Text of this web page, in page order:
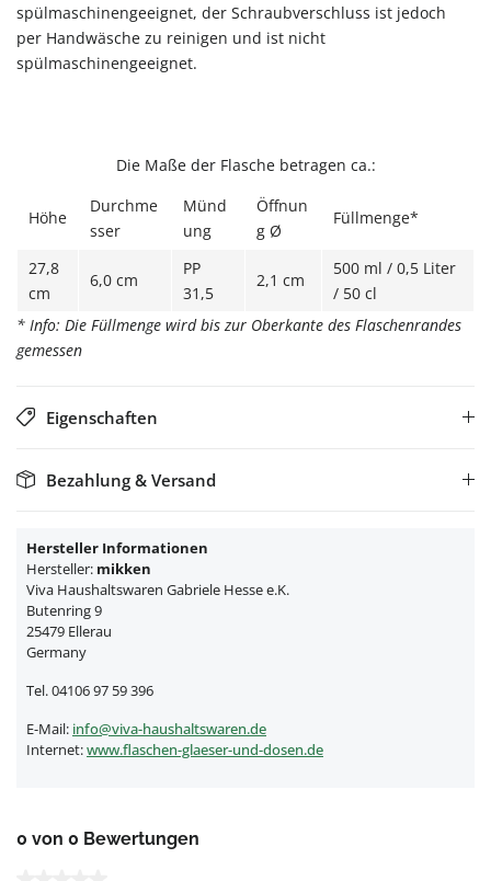
spülmaschinengeeignet, der Schraubverschluss ist jedoch
per Handwäsche zu reinigen und ist nicht
spülmaschinengeeignet.
Die Maße der Flasche betragen ca.:
Höhe
Durchme
sser
Münd
ung
Öffnun
g Ø
Füllmenge*
27,8
cm
6,0 cm
PP
31,5
2,1 cm
500 ml / 0,5 Liter
/ 50 cl
* Info: Die Füllmenge wird bis zur Oberkante des Flaschenrandes
gemessen
Eigenschaften
Bezahlung & Versand
Hersteller Informationen
Hersteller: mikken
Viva Haushaltswaren Gabriele Hesse e.K.
Butenring 9
25479 Ellerau
Germany
Tel. 04106 97 59 396
E-Mail: info@viva-haushaltswaren.de
Internet:www.flaschen-glaeser-und-dosen.de
0 von 0 Bewertungen